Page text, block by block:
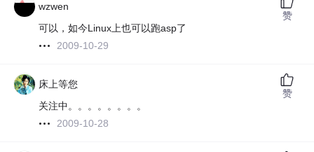
wzwen
可以，如今Linux上也可以跑asp了
2009-10-29
赞
床上等您
关注中。。。。。。。。
2009-10-28
赞